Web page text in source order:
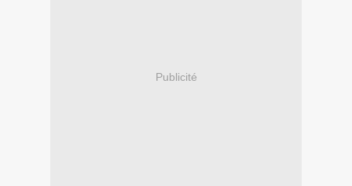
Publicité